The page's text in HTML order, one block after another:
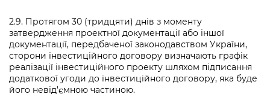
2.9. Протягом 30 (тридцяти) днів з моменту
затвердження проектної документації або іншої
документації, передбаченої законодавством України,
сторони інвестиційного договору визначають графік
реалізації інвестиційного проекту шляхом підписання
додаткової угоди до інвестиційного договору, яка буде
його невід’ємною частиною.